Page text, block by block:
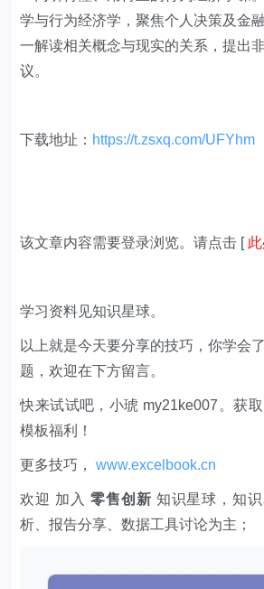
学与行为经济学，聚焦个人决策及金
一解读相关概念与现实的关系，提出
议。
下载地址： https://t.zsxq.com/UFYhm
该文章内容需要登录浏览。请点击 [
学习资料见知识星球。
以上就是今天要分享的技巧，你学会
题，欢迎在下方留言。
快来试试吧，小琥 my21ke007。获
模板福利​​​​！
更多技巧，www.excelbook.cn
欢迎 加入 零售创新 知识星球，知
析、报告分享、数据工具讨论为主；